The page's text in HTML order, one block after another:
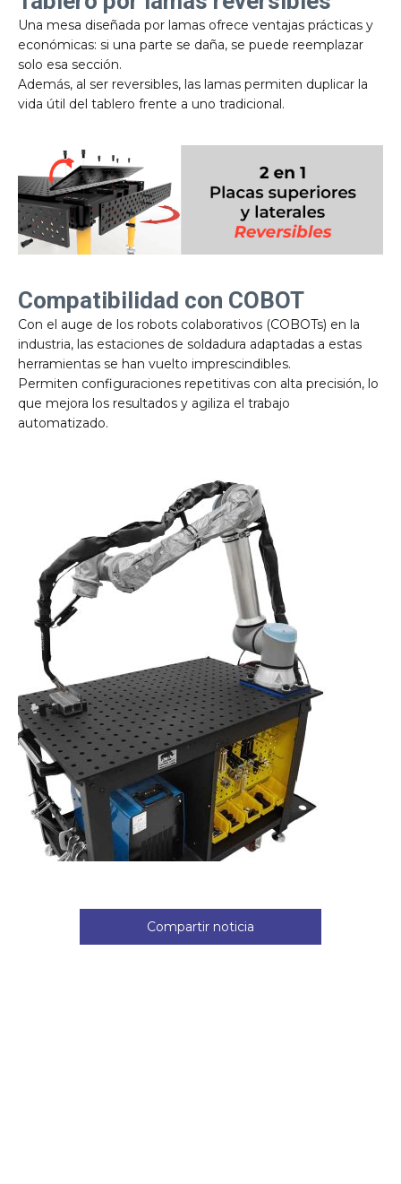
Una mesa diseñada por lamas ofrece ventajas prácticas y
económicas: si una parte se daña, se puede reemplazar
solo esa sección.
Además, al ser reversibles, las lamas permiten duplicar la
vida útil del tablero frente a uno tradicional.
Compatibilidad con COBOT
Con el auge de los robots colaborativos (COBOTs) en la
industria, las estaciones de soldadura adaptadas a estas
herramientas se han vuelto imprescindibles.
Permiten configuraciones repetitivas con alta precisión, lo
que mejora los resultados y agiliza el trabajo
automatizado.
Compartir noticia